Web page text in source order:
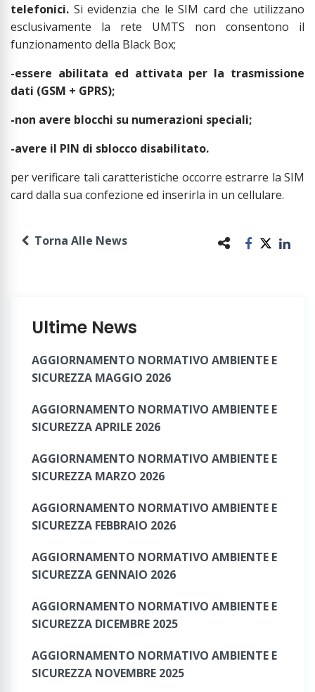
telefonici. Si evidenzia che le SIM card che utilizzano
esclusivamente la rete UMTS non consentono il
funzionamento della Black Box;
-essere abilitata ed attivata per la trasmissione
dati (GSM + GPRS);
-non avere blocchi su numerazioni speciali;
-avere il PIN di sblocco disabilitato.
per verificare tali caratteristiche occorre estrarre la SIM
card dalla sua confezione ed inserirla in un cellulare.
Torna Alle News
Ultime News
AGGIORNAMENTO NORMATIVO AMBIENTE E
SICUREZZA MAGGIO 2026
AGGIORNAMENTO NORMATIVO AMBIENTE E
SICUREZZA APRILE 2026
AGGIORNAMENTO NORMATIVO AMBIENTE E
SICUREZZA MARZO 2026
AGGIORNAMENTO NORMATIVO AMBIENTE E
SICUREZZA FEBBRAIO 2026
AGGIORNAMENTO NORMATIVO AMBIENTE E
SICUREZZA GENNAIO 2026
AGGIORNAMENTO NORMATIVO AMBIENTE E
SICUREZZA DICEMBRE 2025
AGGIORNAMENTO NORMATIVO AMBIENTE E
SICUREZZA NOVEMBRE 2025